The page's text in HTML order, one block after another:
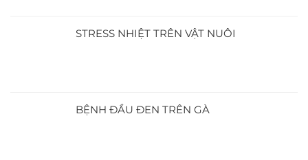
STRESS NHIỆT TRÊN VẬT NUÔI
BỆNH ĐẦU ĐEN TRÊN GÀ